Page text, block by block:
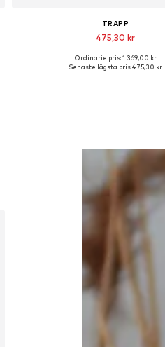
TRAPP
475,30 kr
Tillgänglig i många storlekar
Ordinarie pris: 1 369,00 kr
Senaste lägsta pris:475,30 kr